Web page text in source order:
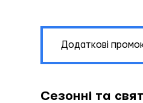
Додаткові
Сезонні та